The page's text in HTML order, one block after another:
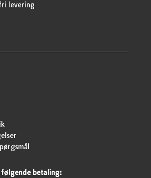
levering
betaling: